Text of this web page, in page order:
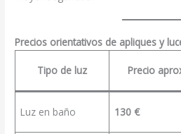
Precios orientativos de apliques y
Tipo de luz Precio
Luz en baño 130 €